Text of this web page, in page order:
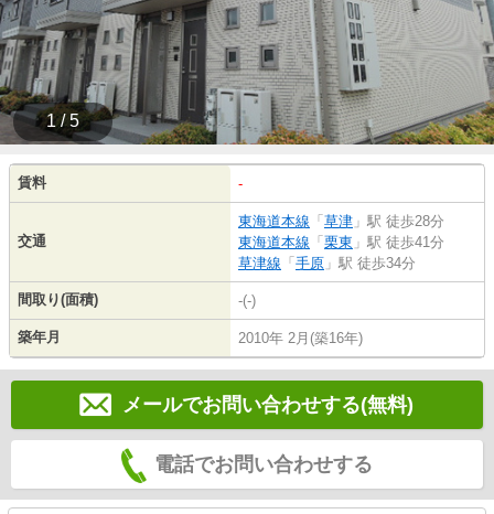
1 / 5
賃料 -
交通
東海道本線 「 草津 」駅 徒歩28分
東海道本線 「 栗東 」駅 徒歩41分
草津線 「 手原 」駅 徒歩34分
間取り(面積) -(-)
築年月 2010年 2月(築16年)
メールでお問い合わせする(無料)
電話でお問い合わせする